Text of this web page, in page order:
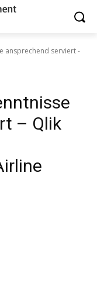
ansprechend serviert -
– Qlik